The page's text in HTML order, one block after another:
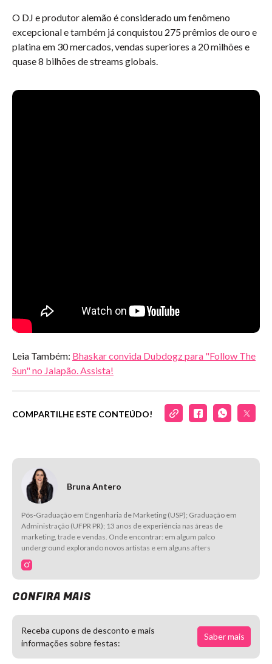
O DJ e produtor alemão é considerado um fenômeno
excepcional e também já conquistou 275 prêmios de ouro e
platina em 30 mercados, vendas superiores a 20 milhões e
quase 8 bilhões de streams globais.
Leia Também: Bhaskar convida Dubdogz para "Follow The
Sun" no Jalapão. Assista!
COMPARTILHE ESTE CONTEÚDO!
Bruna Antero
Pós-Graduação em Engenharia de Marketing (USP); Graduação em
Administração (UFPR PR); 13 anos de experiência nas áreas de
marketing, trade e vendas. Onde encontrar: em algum palco
underground explorando novos artistas e em alguns afters
CONFIRA MAIS
Receba cupons de desconto e mais
informações sobre festas:
Saber mais